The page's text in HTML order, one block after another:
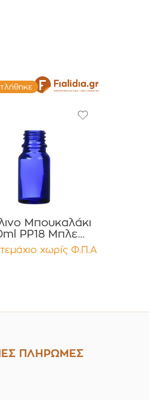
Μπουκαλάκι
PP18 Μπλε
για Αιθέρια
, Βάμματα ,
χωρίς Φ.Π.Α
ΠΛΗΡΩΜΕΣ